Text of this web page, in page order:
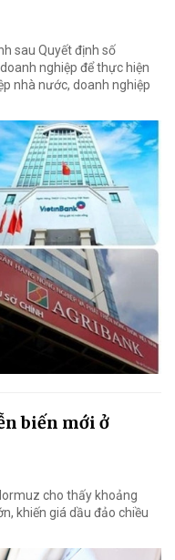
sau Quyết định số
nghiệp để thực hiện
nhà nước, doanh nghiệp
biến mới ở
cho thấy khoảng
khiến giá dầu đảo chiều